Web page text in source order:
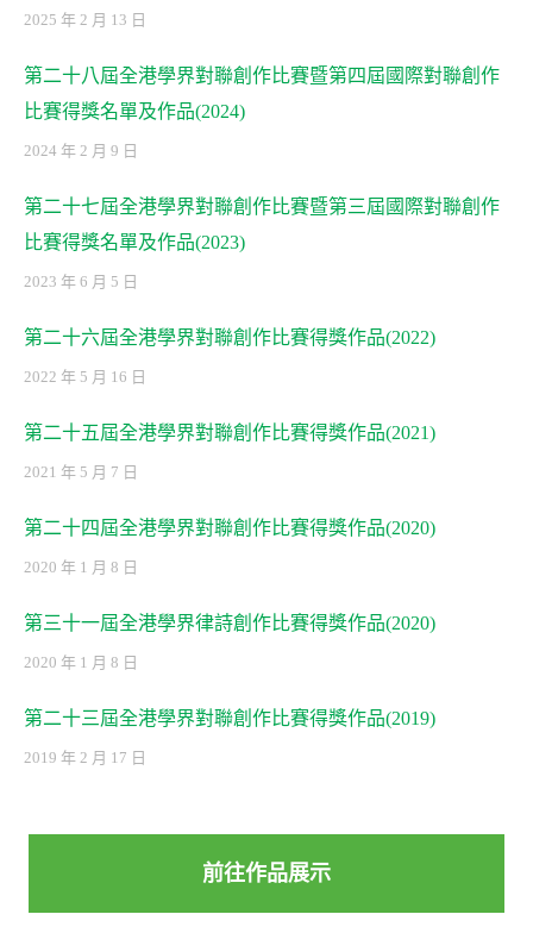
2025 年 2 月 13 日
第二十八屆全港學界對聯創作比賽暨第四屆國際對聯創作
比賽得獎名單及作品(2024)
2024 年 2 月 9 日
第二十七屆全港學界對聯創作比賽暨第三屆國際對聯創作
比賽得獎名單及作品(2023)
2023 年 6 月 5 日
第二十六屆全港學界對聯創作比賽得獎作品(2022)
2022 年 5 月 16 日
第二十五屆全港學界對聯創作比賽得獎作品(2021)
2021 年 5 月 7 日
第二十四屆全港學界對聯創作比賽得獎作品(2020)
2020 年 1 月 8 日
第三十一屆全港學界律詩創作比賽得獎作品(2020)
2020 年 1 月 8 日
第二十三屆全港學界對聯創作比賽得獎作品(2019)
2019 年 2 月 17 日
前往作品展示